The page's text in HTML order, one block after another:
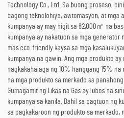
Technology Co., Ltd. Sa buong proseso,
bagong teknolohiya, awtomasyon, at mga
kumpanya ay may higit sa 62,000㎡ na
kumpanya ay nakatuon sa mga generator
mas eco-friendly kaysa sa mga
kumpanya na gawin. Ang mga produkto
nagkakahalaga ng 10% hanggang 15%
na mga produkto sa merkado sa
Gumagamit ng Likas na Gas ay lubos na
kumpanya sa kanila. Dahil sa pagtuon ng
sa pagkakaroon ng produkto sa merkado,